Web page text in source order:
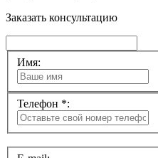
Заказать консультацию
Имя:
Телефон *: